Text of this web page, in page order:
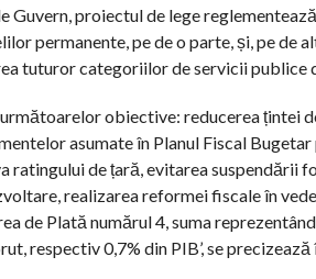
Guvern, proiectul de lege
permanente, pe de o parte, și, pe de
tuturor categoriilor de servicii publice
obiective: reducerea țintei
asumate în Planul Fiscal
de țară, evitarea suspendării
realizarea reformei fiscale în
de Plată numărul 4, suma
respectiv 0,7% din PIB’, se precizează